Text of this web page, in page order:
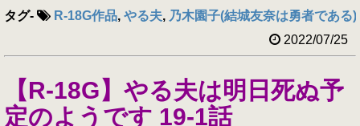
タグ- R-18G作品, やる夫, 乃木園子(結城友奈は勇者である)
2022/07/25
【R-18G】やる夫は明日死ぬ予
定のようです 19-1話